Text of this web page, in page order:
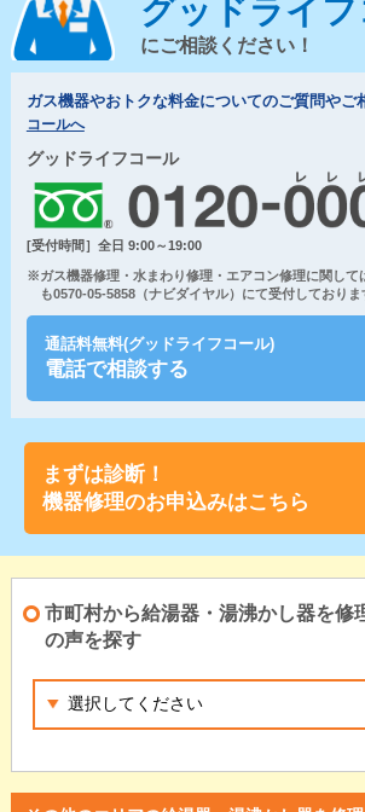
グッドライ
にご相談ください！
ガス機器やおトクな料金についてのご質問やご
コールへ
グッドライフコール
[受付時間］全日 9:00～19:00
※ガス機器修理・水まわり修理・エアコン修理に関して
も0570-05-5858（ナビダイヤル）にて受付しておりま
通話料無料(グッドライフコール)
電話で相談する
まずは診断！
機器修理のお申込みはこちら
市町村から給湯器・湯沸かし器を修
の声を探す